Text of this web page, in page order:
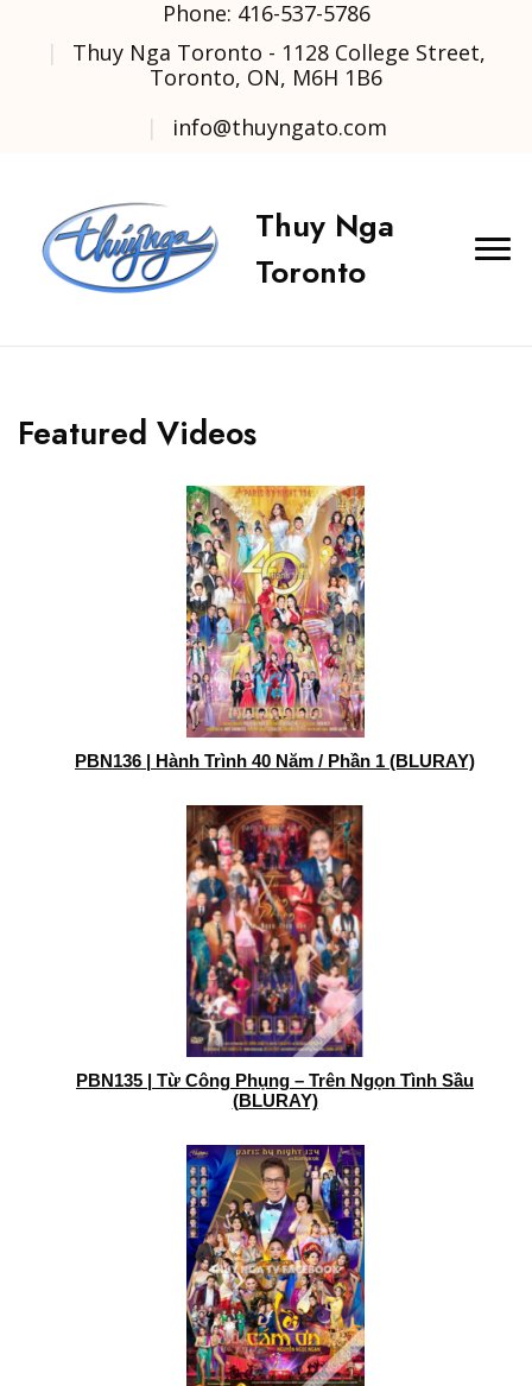
Phone: 416-537-5786
Thuy Nga Toronto - 1128 College Street,
Toronto, ON, M6H 1B6
info@thuyngato.com
Thuy Nga
Toronto
Featured Videos
PBN136 | Hành Trình 40 Năm / Phần 1 (BLURAY)
PBN135 | Từ Công Phụng – Trên Ngọn Tình Sầu
(BLURAY)